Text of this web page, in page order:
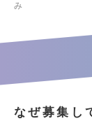
み
なぜ募集し